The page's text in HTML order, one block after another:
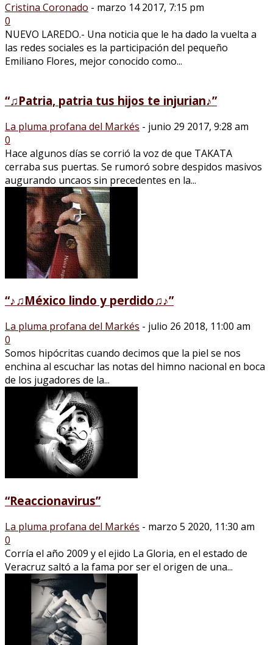
Cristina Coronado - marzo 14 2017, 7:15 pm
0
NUEVO LAREDO.- Una noticia que le ha dado la vuelta a
las redes sociales es la participación del pequeño
Emiliano Flores, mejor conocido como...
“♫Patria, patria tus hijos te injurian♪”
La pluma profana del Markés - junio 29 2017, 9:28 am
0
Hace algunos días se corrió la voz de que TAKATA
cerraba sus puertas. Se rumoró sobre despidos masivos
augurando uncaos sin precedentes en la...
“♪♫México lindo y perdido♫♪”
La pluma profana del Markés - julio 26 2018, 11:00 am
0
Somos hipócritas cuando decimos que la piel se nos
enchina al escuchar las notas del himno nacional en boca
de los jugadores de la...
“Reaccionavirus”
La pluma profana del Markés - marzo 5 2020, 11:30 am
0
Corría el año 2009 y el ejido La Gloria, en el estado de
Veracruz saltó a la fama por ser el origen de una...